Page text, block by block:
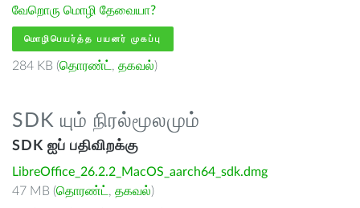
வேறொரு மொழி தேவையா?
மொழிபெயர்த்த பயனர் முகப்பு
284 KB (தொரண்ட் , தகவல்)
SDK யும் நிரல்மூலமும்
SDK ஐப் பதிவிறக்கு
LibreOffice_26.2.2_MacOS_aarch64_sdk.dmg
47 MB (தொரண்ட் , தகவல்)